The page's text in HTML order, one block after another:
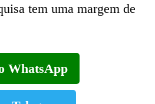
tem uma margem de
WhatsApp